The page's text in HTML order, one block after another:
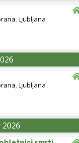
,Ljubljana
,Ljubljana